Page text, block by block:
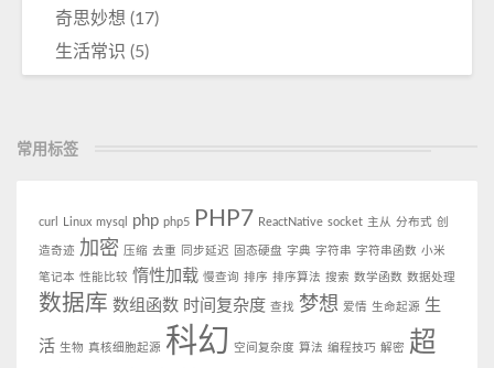
奇思妙想 (17)
生活常识 (5)
常用标签
curl Linux mysql php php5 PHP7 ReactNative socket 主从 分布式 创
造奇迹 加密 压缩 去重 同步延迟 固态硬盘 字典 字符串 字符串函数 小米
笔记本 性能比较 惰性加载 慢查询 排序 排序算法 搜索 数学函数 数据处理
数据库 数组函数 时间复杂度 查找 梦想 爱情 生命起源 生
活 生物 真核细胞起源 科幻 空间复杂度 算法 编程技巧 解密 超